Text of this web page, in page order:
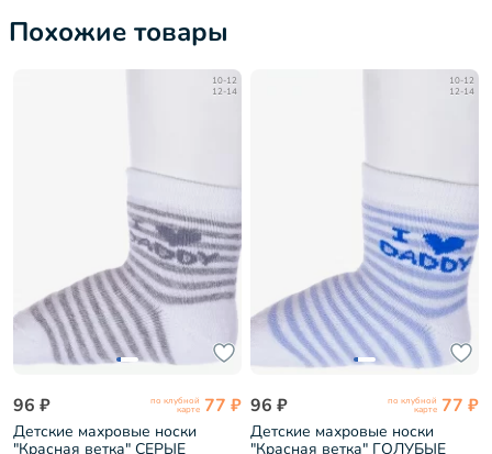
Похожие товары
10-12
12-14
96 ₽ по клубной
карте 77 ₽
Детские махровые носки
"Красная ветка" СЕРЫЕ
10-12
12-14
96 ₽ по клубной
карте 77 ₽
Детские махровые носки
"Красная ветка" ГОЛУБЫЕ